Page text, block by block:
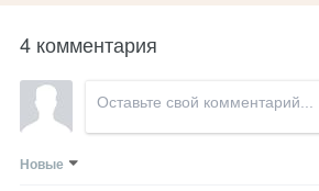
4 комментария
Новые